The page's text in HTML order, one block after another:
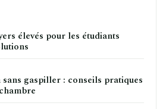
élevés pour les étudiants
gaspiller : conseils pratiques